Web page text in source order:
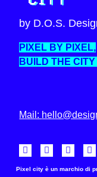
by D.O.S.
PIXEL BY PIXEL,
BUILD THE
Mail:
Pixel city è un marchio di